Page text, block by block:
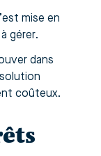
mise en
gérer.
dans
coûteux.